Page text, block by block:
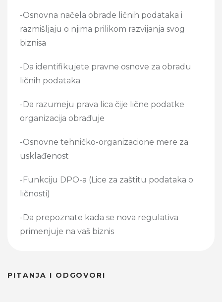
-Osnovna načela obrade ličnih podataka i
razmišljaju o njima prilikom razvijanja svog
biznisa
-Da identifikujete pravne osnove za obradu
ličnih podataka
-Da razumeju prava lica čije lične podatke
organizacija obrađuje
-Osnovne tehničko-organizacione mere za
usklađenost
-Funkciju DPO-a (Lice za zaštitu podataka o
ličnosti)
-Da prepoznate kada se nova regulativa
primenjuje na vaš biznis
PITANJA I ODGOVORI